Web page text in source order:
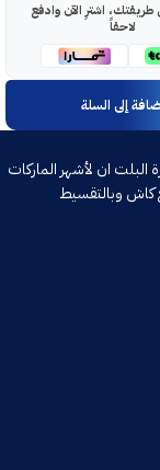
اشترِ الآن وادفع
لاحقاً
إلى السلة
ان لأشهر الماركات
كاش وبالتقسيط